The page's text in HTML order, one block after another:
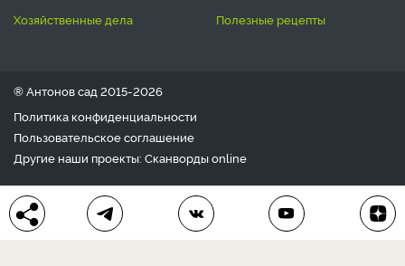
хозяйственные дела
полезные рецепты
® Антонов сад 2015-2026
Политика конфиденциальности
Пользовательское соглашение
Другие наши проекты: Сканвордыonline
Любое использование материала допускается только с
письменного согласия редакции